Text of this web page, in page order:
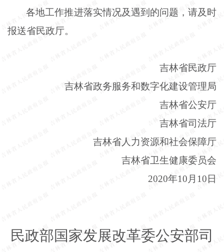
各地工作推进落实情况及遇到的问题，请及时
报送省民政厅。
吉林省民政厅
吉林省政务服务和数字化建设管理局
吉林省公安厅
吉林省司法厅
吉林省人力资源和社会保障厅
吉林省卫生健康委员会
2020年10月10日
民政部国家发展改革委公安部司